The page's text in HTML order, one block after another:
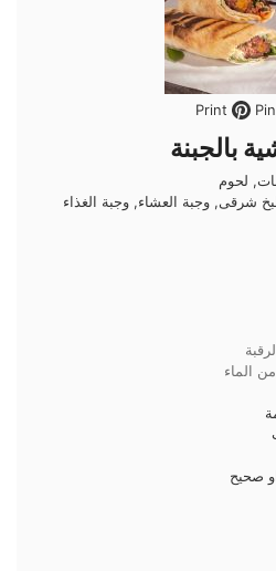
Pin
بالجبنة
لحوم
شرقى, وجبة العشاء, وجبة الغذاء
الماء
صحيح